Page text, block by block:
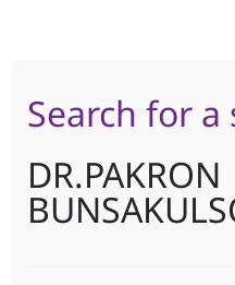
Search for a
DR.PAKRON